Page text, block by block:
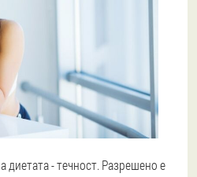
- течност. Разрешено е